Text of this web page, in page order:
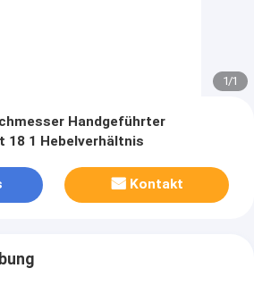
1/1
Handgeführter
18 1 Hebelverhältnis
Kontakt